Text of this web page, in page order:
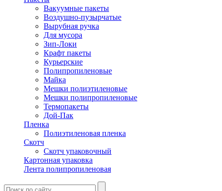
Вакуумные пакеты
Воздушно-пузырчатые
Вырубная ручка
Для мусора
Зип-Локи
Крафт пакеты
Курьерские
Полипропиленовые
Майка
Мешки полиэтиленовые
Мешки полипропиленовые
Термопакеты
Дой-Пак
Пленка
Полиэтиленовая пленка
Скотч
Скотч упаковочный
Картонная упаковка
Лента полипропиленовая